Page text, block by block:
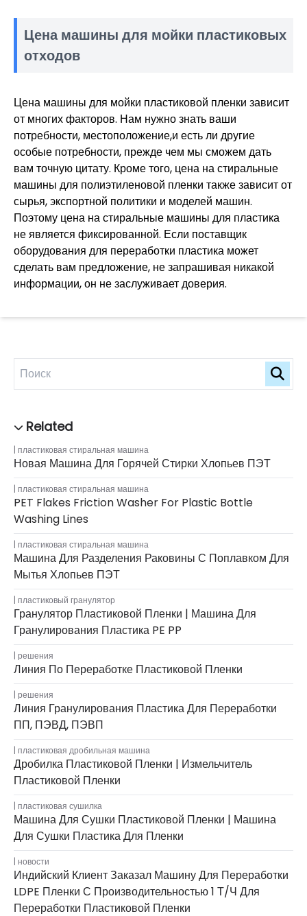
Цена машины для мойки пластиковых
отходов
Цена машины для мойки пластиковой пленки зависит
от многих факторов. Нам нужно знать ваши
потребности, местоположение,и есть ли другие
особые потребности, прежде чем мы сможем дать
вам точную цитату. Кроме того, цена на стиральные
машины для полиэтиленовой пленки также зависит от
сырья, экспортной политики и моделей машин.
Поэтому цена на стиральные машины для пластика
не является фиксированной. Если поставщик
оборудования для переработки пластика может
сделать вам предложение, не запрашивая никакой
информации, он не заслуживает доверия.
пластиковая стиральная машина
Новая Машина Для Горячей Стирки Хлопьев ПЭТ
пластиковая стиральная машина
PET Flakes Friction Washer For Plastic Bottle
Washing Lines
пластиковая стиральная машина
Машина Для Разделения Раковины С Поплавком Для
Мытья Хлопьев ПЭТ
пластиковый гранулятор
Гранулятор Пластиковой Пленки | Машина Для
Гранулирования Пластика PE PP
решения
Линия По Переработке Пластиковой Пленки
решения
Линия Гранулирования Пластика Для Переработки
ПП, ПЭВД, ПЭВП
пластиковая дробильная машина
Дробилка Пластиковой Пленки | Измельчитель
Пластиковой Пленки
пластиковая сушилка
Машина Для Сушки Пластиковой Пленки | Машина
Для Сушки Пластика Для Пленки
новости
Индийский Клиент Заказал Машину Для Переработки
LDPE Пленки С Производительностью 1 Т/ч Для
Переработки Пластиковой Пленки